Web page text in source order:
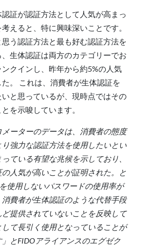
証が認証方法として人気が高まっ
えると、特に興味深いことです。
う認証方法と最も好む認証方法を
生体認証は両方のカテゴリーでお
クインし、昨年から約5%の人気
。 これは、消費者が生体認証を
いと思っているが、現時点ではその
を示唆しています。
メーターのデータは、消費者の態度
り強力な認証方法を使用したいとい
ている有望な兆候を示しており、
人気が高いことが証明された。と
使用しないパスワードの使用率が
費者が生体認証のような代替手段
ど提供されていないことを反映して
して長引く使用となっていることが
とFIDOアライアンスのエグゼク